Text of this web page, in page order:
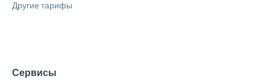
Другие тарифы
Сервисы